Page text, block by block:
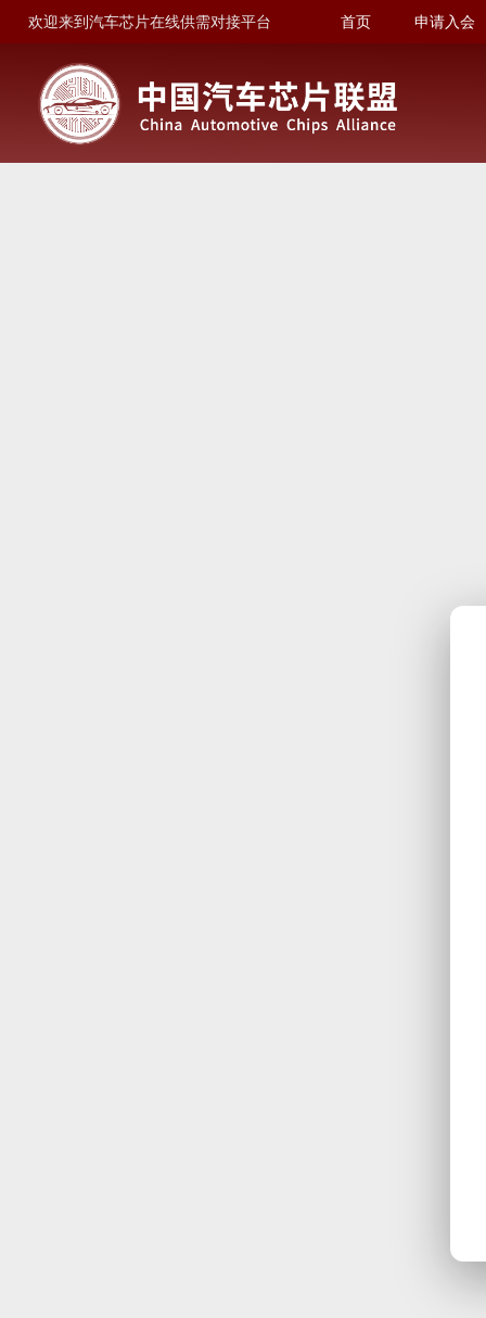
欢迎来到汽车芯片在线供需对接平台 首页 申请入会